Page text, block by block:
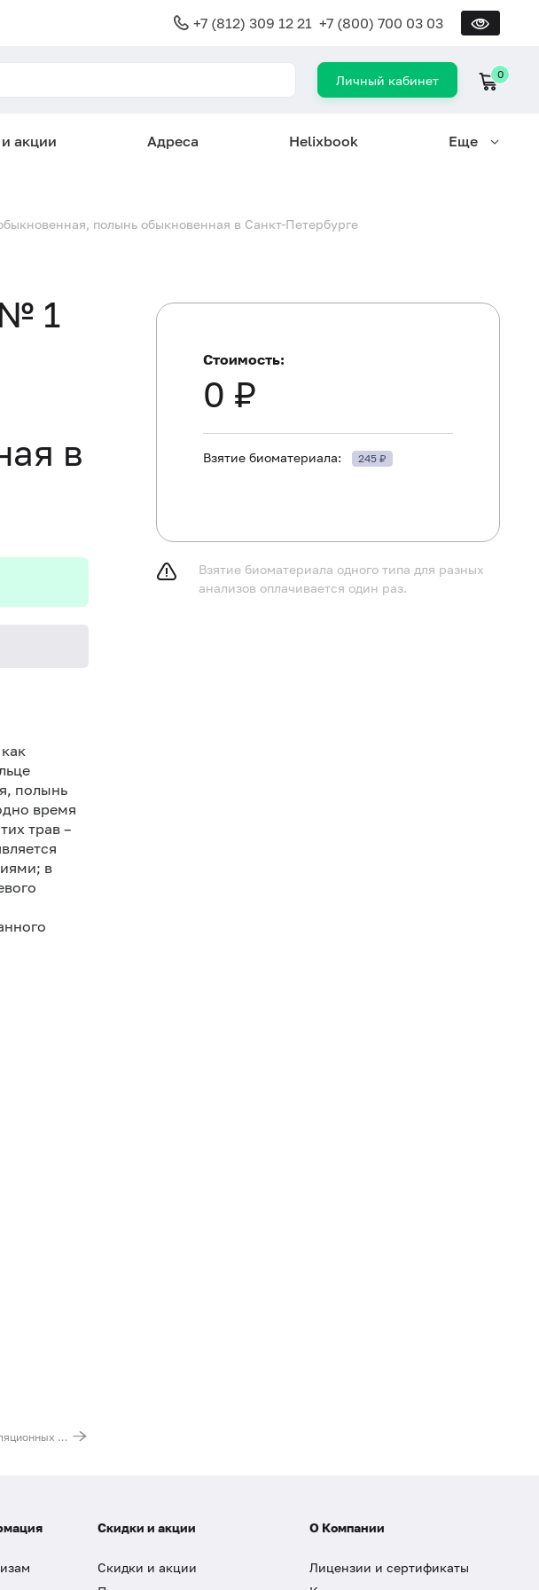
+7 (812) 309 12 21 +7 (800) 700 03 03
Личный кабинет 0
акции Адреса Helixbook Еще
полынь обыкновенная в Санкт-Петербурге
1
в
полынь
время
трав –
в
Смесь ингаляционных аллергенов № 2 (IgG): тимофеевка, Alternaria alternata (tenuis), берёза, полынь обыкновенная
Стоимость:
0 ₽
Взятие биоматериала: 245 ₽
Взятие биоматериала одного типа для разных
анализов оплачивается один раз.
Скидки и акции
Скидки и акции
О Компании
Лицензии и сертификаты